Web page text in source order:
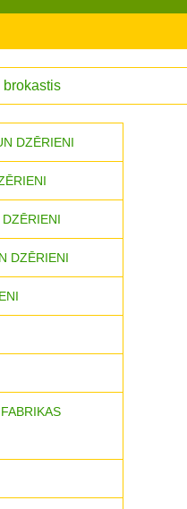
brokastis
DZĒRIENI
DZĒRIENI